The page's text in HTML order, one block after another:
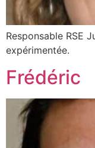
Responsable RSE
expérimentée.
Frédéric